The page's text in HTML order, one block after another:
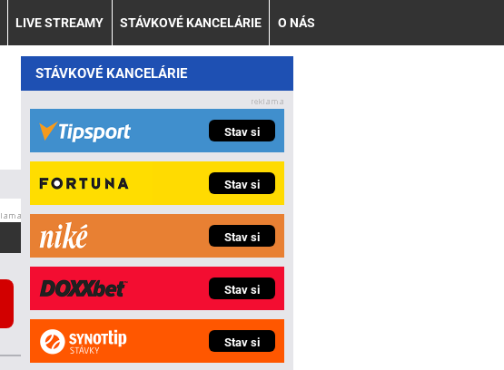
LIVE STREAMY STÁVKOVÉ KANCELÁRIE O NÁS
STÁVKOVÉ KANCELÁRIE
Stav si
Stav si
Stav si
Stav si
Stav si